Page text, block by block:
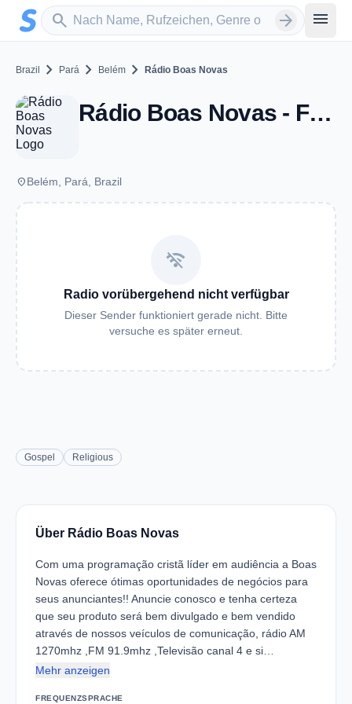
Zum Hauptinhalt springen
search
Sender suchen arrow_forward menu
Brazil chevron_right Pará chevron_right Belém chevron_right Rádio Boas Novas
Rádio Boas Novas - FM 91.9 - Belém
placeBelém, Pará, Brazil
wifi_off
Radio vorübergehend nicht verfügbar
Dieser Sender funktioniert gerade nicht. Bitte
versuche es später erneut.
Gospel Religious
Über Rádio Boas Novas
Com uma programação cristã líder em audiência a Boas
Novas oferece ótimas oportunidades de negócios para
seus anunciantes!! Anuncie conosco e tenha certeza
que seu produto será bem divulgado e bem vendido
através de nossos veículos de comunicação, rádio AM
1270mhz ,FM 91.9mhz ,Televisão canal 4 e si…
Mehr anzeigen
FREQUENZSPRACHE